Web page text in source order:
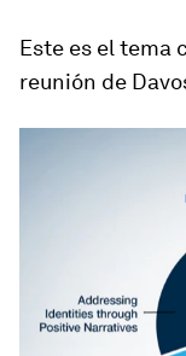
Este es el tema
reunión de